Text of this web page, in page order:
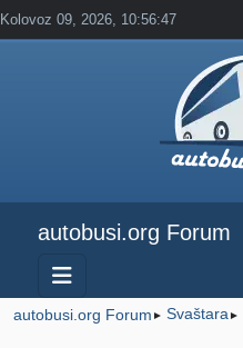
Kolovoz 09, 2026, 10:56:47
autobusi.org Forum
autobusi.org Forum ► Svaštara ►